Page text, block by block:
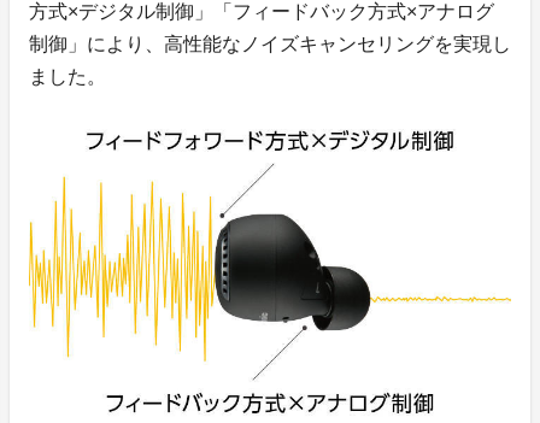
方式×デジタル制御」「フィードバック方式×アナログ
制御」により、高性能なノイズキャンセリングを実現し
ました。